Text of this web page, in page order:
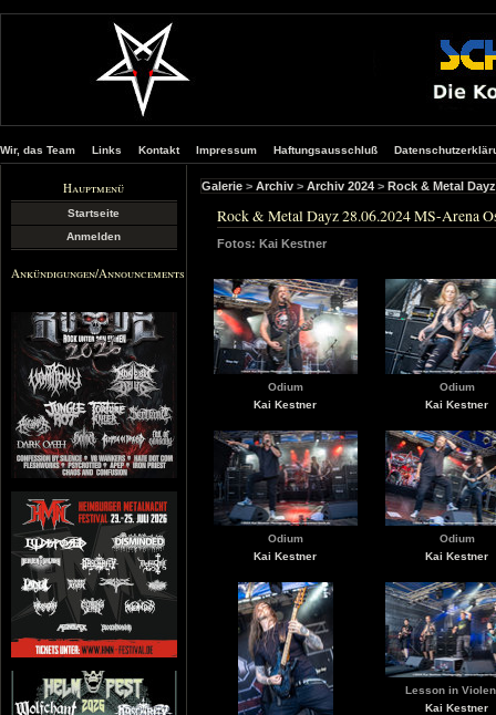
Wir, das Team Links Kontakt Impressum Haftungsausschluß
Hauptmenü
Startseite
Anmelden
Ankündigungen/Announcements
Galerie > Archiv > Archiv 2024 > Rock & Metal
Rock & Metal Dayz 28.06.2024 MS-Arena
Fotos: Kai Kestner
Odium
Kai Kestner
Odium
Kai Kestner
Odium
Kai Kestner
Odium
Kai Kestner
Lesson in
Kai Kestner